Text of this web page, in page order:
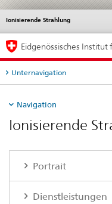
Ionisierende Strahlung
Service
Hauptnavigation
Eidgenössisches
Unternavigation
Navigation
Ionisierende
Portrait
Dienstleistungen